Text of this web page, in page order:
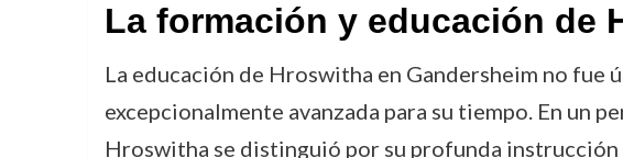
La formación y educación de
La educación de Hroswitha en Gandersheim no
excepcionalmente avanzada para su tiempo. En un
Hroswitha se distinguió por su profunda